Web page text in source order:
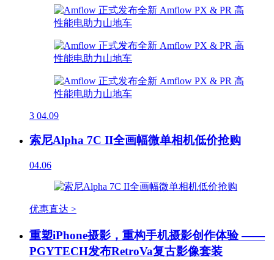
3 04.09
索尼Alpha 7C II全画幅微单相机低价抢购
04.06
优惠直达 >
重塑iPhone摄影，重构手机摄影创作体验 ——
PGYTECH发布RetroVa复古影像套装